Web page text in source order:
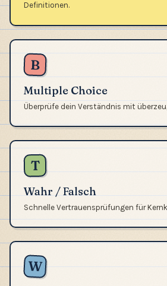
Definitionen.
B
Multiple Choice
Überprüfe dein Verständnis mit
T
Wahr / Falsch
Schnelle Vertrauensprüfungen für
W